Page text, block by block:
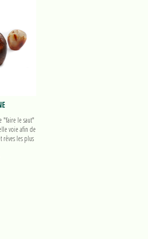
"faire le saut"
voie afin de
rêves les plus